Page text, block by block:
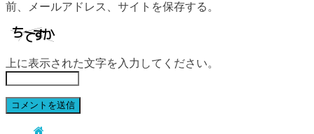
前、メールアドレス、サイトを保存する。
上に表示された文字を入力してください。